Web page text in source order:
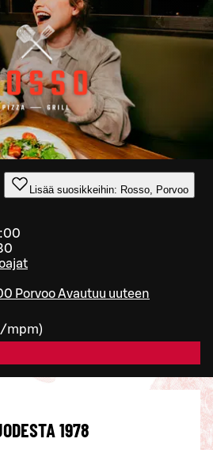
Lisää suosikkeihin: Rosso, Porvoo
PorvooAvautuu uuteen
mpm)
1978